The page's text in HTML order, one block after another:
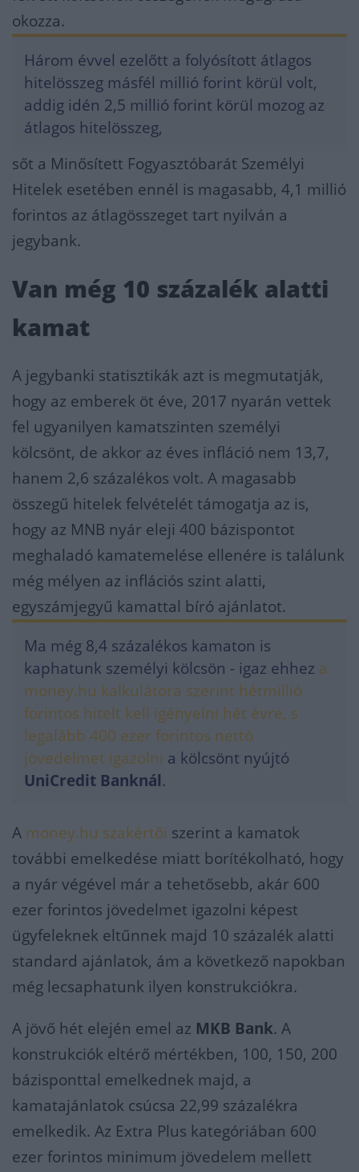
okozza.
Három évvel ezelőtt a folyósított átlagos
hitelösszeg másfél millió forint körül volt,
addig idén 2,5 millió forint körül mozog az
átlagos hitelösszeg,
sőt a Minősített Fogyasztóbarát Személyi
Hitelek esetében ennél is magasabb, 4,1 millió
forintos az átlagösszeget tart nyilván a
jegybank.
Van még 10 százalék alatti
kamat
A jegybanki statisztikák azt is megmutatják,
hogy az emberek öt éve, 2017 nyarán vettek
fel ugyanilyen kamatszinten személyi
kölcsönt, de akkor az éves infláció nem 13,7,
hanem 2,6 százalékos volt. A magasabb
összegű hitelek felvételét támogatja az is,
hogy az MNB nyár eleji 400 bázispontot
meghaladó kamatemelése ellenére is találunk
még mélyen az inflációs szint alatti,
egyszámjegyű kamattal bíró ajánlatot.
Ma még 8,4 százalékos kamaton is
kaphatunk személyi kölcsön - igaz ehhez a
money.hu kalkulátora szerint hétmillió
forintos hitelt kell igényelni hét évre, s
legalább 400 ezer forintos nettó
jövedelmet igazolni a kölcsönt nyújtó
UniCredit Banknál.
A money.hu szakértői szerint a kamatok
további emelkedése miatt borítékolható, hogy
a nyár végével már a tehetősebb, akár 600
ezer forintos jövedelmet igazolni képest
ügyfeleknek eltűnnek majd 10 százalék alatti
standard ajánlatok, ám a következő napokban
még lecsaphatunk ilyen konstrukciókra.
A jövő hét elején emel az MKB Bank. A
konstrukciók eltérő mértékben, 100, 150, 200
bázisponttal emelkednek majd, a
kamatajánlatok csúcsa 22,99 százalékra
emelkedik. Az Extra Plus kategóriában 600
ezer forintos minimum jövedelem mellett